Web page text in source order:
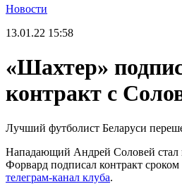
Новости
13.01.22 15:58
«Шахтер»
контракт с
Лучший футболист Беларуси
Нападающий Андрей Соловей стал
Форвард подписал контракт
телеграм-канал клуба.